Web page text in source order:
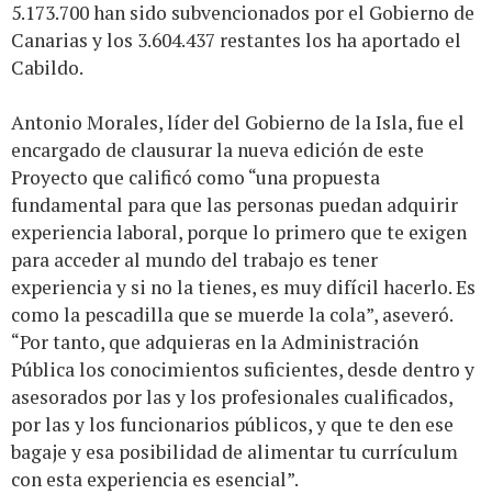
5.173.700 han sido subvencionados por el Gobierno de
Canarias y los 3.604.437 restantes los ha aportado el
Cabildo.
Antonio Morales, líder del Gobierno de la Isla, fue el
encargado de clausurar la nueva edición de este
Proyecto que calificó como “una propuesta
fundamental para que las personas puedan adquirir
experiencia laboral, porque lo primero que te exigen
para acceder al mundo del trabajo es tener
experiencia y si no la tienes, es muy difícil hacerlo. Es
como la pescadilla que se muerde la cola”, aseveró.
“Por tanto, que adquieras en la Administración
Pública los conocimientos suficientes, desde dentro y
asesorados por las y los profesionales cualificados,
por las y los funcionarios públicos, y que te den ese
bagaje y esa posibilidad de alimentar tu currículum
con esta experiencia es esencial”.